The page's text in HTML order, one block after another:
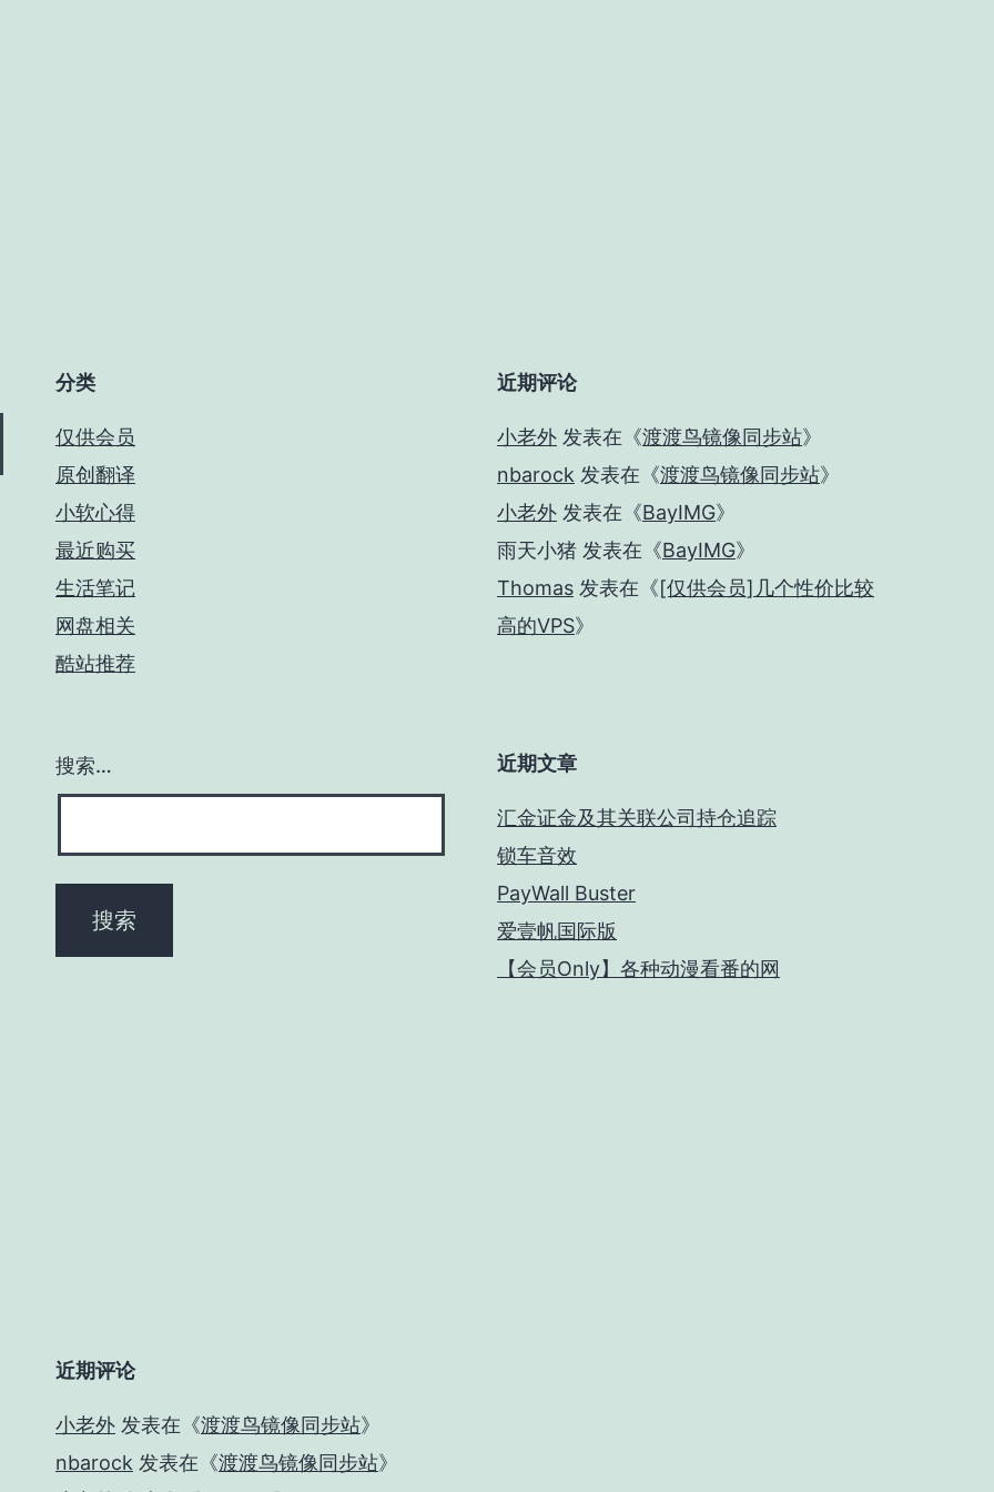
分类
仅供会员
原创翻译
小软心得
最近购买
生活笔记
网盘相关
酷站推荐
近期评论
小老外 发表在《渡渡鸟镜像同步站》
nbarock 发表在《渡渡鸟镜像同步站》
小老外 发表在《BayIMG》
雨天小猪 发表在《BayIMG》
Thomas 发表在《[仅供会员]几个性价比较
高的VPS》
搜索… 近期文章
汇金证金及其关联公司持仓追踪
锁车音效
PayWall Buster
爱壹帆国际版
【会员Only】各种动漫看番的网
近期评论
小老外 发表在《渡渡鸟镜像同步站》
nbarock 发表在《渡渡鸟镜像同步站》